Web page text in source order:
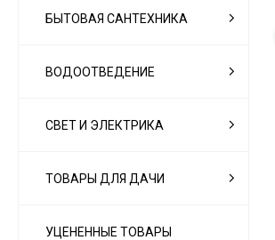
БЫТОВАЯ САНТЕХНИКА
ВОДООТВЕДЕНИЕ
СВЕТ И ЭЛЕКТРИКА
ТОВАРЫ ДЛЯ ДАЧИ
УЦЕНЕННЫЕ ТОВАРЫ